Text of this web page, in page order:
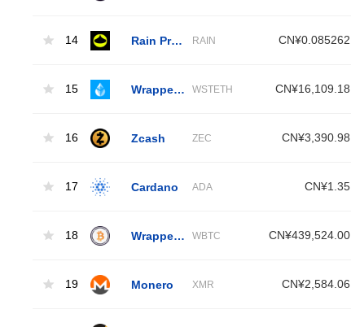
14 Rain Protocol RAIN CN¥0.085262
15 WSTETH CN¥16,109.18
16 Zcash ZEC CN¥3,390.98
17 Cardano ADA CN¥1.35
18 WBTC CN¥439,524.00
19 Monero XMR CN¥2,584.06